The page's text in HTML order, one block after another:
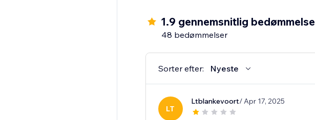
1.9 gennemsnitlig bedømmelse
48 bedømmelser
Sorter efter: Nyeste
LT
Ltblankevoort/ Apr 17, 2025